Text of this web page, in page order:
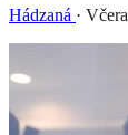
Hádzaná · Včera